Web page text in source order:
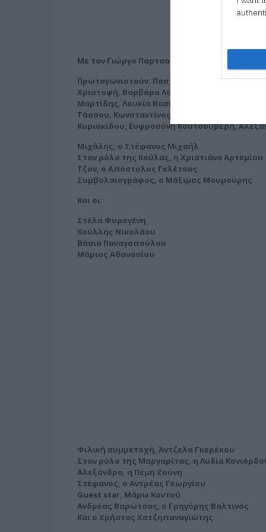
Με τον Γιώργο Παρτσαλάκη
Πρωταγωνιστούν: Πασχάλης Τσαρούχας,
Χριστοφή, Βαρβάρα Λάρμου, Ιφιγένεια
Μαρτίδης, Λουκία Βασιλείου, Μάριος
Τάσσου, Κωνσταντίνος Χειλάς, Στέλλα
Κυριακίδου, Ευφροσύνη Κουτσουβέρη,
Μιχάλης, ο Στέφανος Μιχαήλ
Στον ρόλο της Κούλας, η Χριστιάνα Αρτεμίου
Τζον, ο Απόστολος Γκλέτσος
Συμβολαιογράφος, ο Μάξιμος Μουμούρης
Και οι:
Στέλα Φυρογένη
Κούλλης Νικολάου
Βάσια Παναγοπούλου
Μάριος Αθανασίου
Φιλική συμμετοχή, Άντζελα Γκερέκου
Στον ρόλο της Μαργαρίτας, η Λυδία
Αλεξάνδρα, η Πέμη Ζούνη
Στέφανος, ο Αντρέας Γεωργίου
Guest star, Μάρω Κοντού
Ανδρέας Βαρώτσος, ο Γρηγόρης Βαλτινός
Και ο Χρήστος Χατζηπαναγιώτης